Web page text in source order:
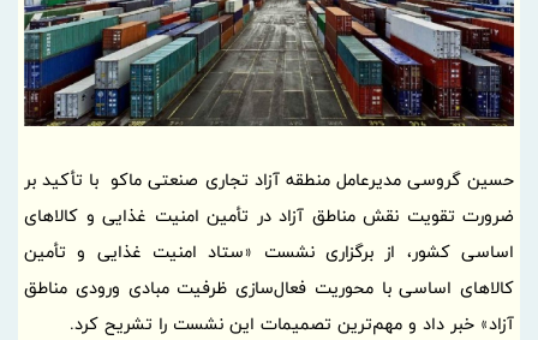
حسین گروسی مدیرعامل منطقه آزاد تجاری صنعتی ماکو با تأکید بر
ضرورت تقویت نقش مناطق آزاد در تأمین امنیت غذایی و کالاهای
اساسی کشور، از برگزاری نشست «ستاد امنیت غذایی و تأمین
کالاهای اساسی با محوریت فعال‌سازی ظرفیت مبادی ورودی مناطق
آزاد» خبر داد و مهم‌ترین تصمیمات این نشست را تشریح کرد.